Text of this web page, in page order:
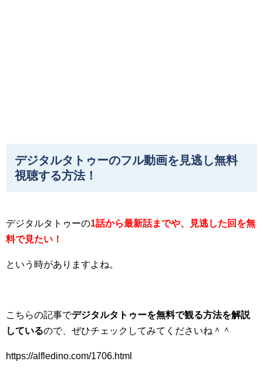
デジタルタトゥーのフル動画を見逃し無料
視聴する方法！
デジタルタトゥーの1話から最新話までや、見逃した回を無
料で見たい！
という時がありますよね。
こちらの記事でデジタルタトゥーを無料で観る方法を解説
しているので、ぜひチェックしてみてくださいね＾＾
https://alfledino.com/1706.html